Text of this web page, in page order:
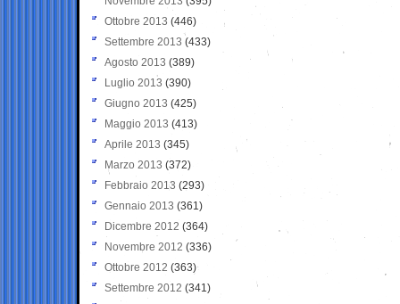
Ottobre 2013 (446)
Settembre 2013 (433)
Agosto 2013 (389)
Luglio 2013 (390)
Giugno 2013 (425)
Maggio 2013 (413)
Aprile 2013 (345)
Marzo 2013 (372)
Febbraio 2013 (293)
Gennaio 2013 (361)
Dicembre 2012 (364)
Novembre 2012 (336)
Ottobre 2012 (363)
Settembre 2012 (341)